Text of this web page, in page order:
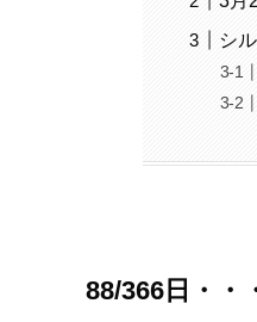
シ
88/366日・・